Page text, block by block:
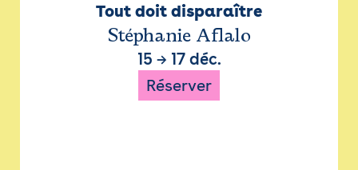
Tout doit disparaître
Stéphanie Aflalo
15 → 17 déc.
Réserver